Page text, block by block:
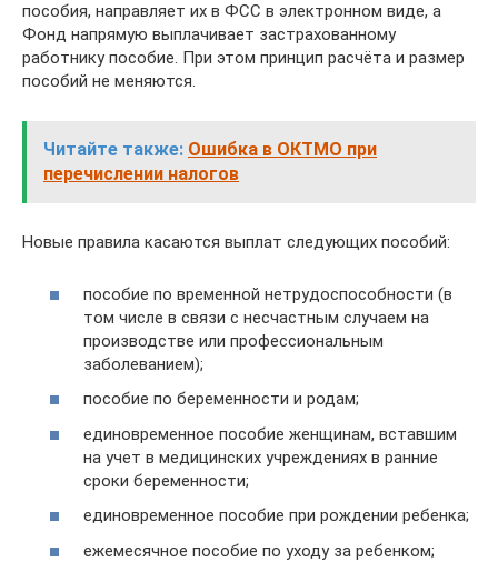
пособия, направляет их в ФCC в электронном виде, а
Фонд напрямую выплачивает застрахованному
работнику пособие. При этом принцип расчёта и размер
пособий не меняются.
Читайте также: Ошибка в ОКТМО при
перечислении налогов
Новые правила касаются выплат следующих пособий:
пособие по временной нетрудоспособности (в
том числе в связи с несчастным случаем на
производстве или профессиональным
заболеванием);
пособие по беременности и родам;
единовременное пособие женщинам, вставшим
на учет в медицинских учреждениях в ранние
сроки беременности;
единовременное пособие при рождении ребенка;
ежемесячное пособие по уходу за ребенком;